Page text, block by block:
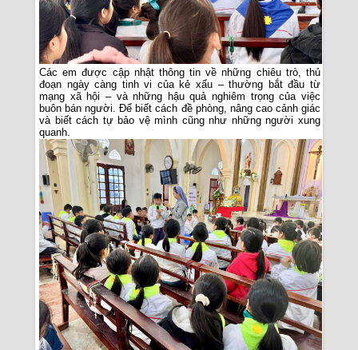
Các em được cập nhật thông tin về những chiêu trò, thủ
đoạn ngày càng tinh vi của kẻ xấu – thường bắt đầu từ
mạng xã hội – và những hậu quả nghiêm trọng của việc
buôn bán người. Để biết cách đề phòng, nâng cao cảnh giác
và biết cách tự bảo vệ mình cũng như những người xung
quanh.